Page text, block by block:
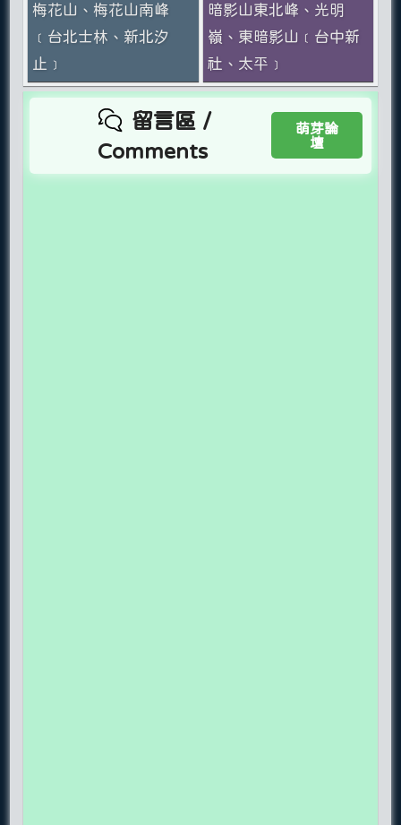
梅花山、梅花山南峰
﹝台北士林、新北汐
止﹞
暗影山東北峰、光明
嶺、東暗影山﹝台中新
社、太平﹞
留言區 /
Comments
萌芽論
壇